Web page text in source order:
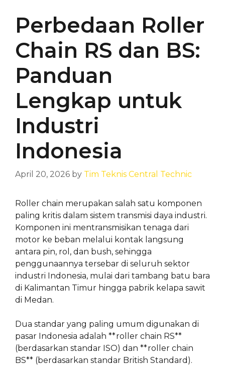
Perbedaan Roller
Chain RS dan BS:
Panduan
Lengkap untuk
Industri
Indonesia
April 20, 2026 by Tim Teknis Central Technic
Roller chain merupakan salah satu komponen
paling kritis dalam sistem transmisi daya industri.
Komponen ini mentransmisikan tenaga dari
motor ke beban melalui kontak langsung
antara pin, rol, dan bush, sehingga
penggunaannya tersebar di seluruh sektor
industri Indonesia, mulai dari tambang batu bara
di Kalimantan Timur hingga pabrik kelapa sawit
di Medan.
Dua standar yang paling umum digunakan di
pasar Indonesia adalah **roller chain RS**
(berdasarkan standar ISO) dan **roller chain
BS** (berdasarkan standar British Standard).